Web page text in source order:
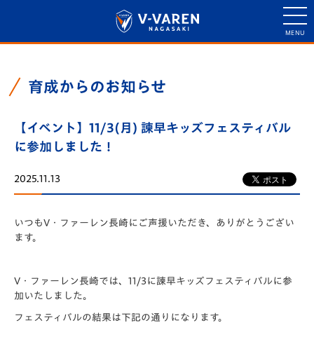
育成からのお知らせ
【イベント】11/3(月) 諫早キッズフェスティバル
に参加しました！
2025.11.13
いつもV・ファーレン長崎にご声援いただき、ありがとうござい
ます。
V・ファーレン長崎では、11/3に諫早キッズフェスティバルに参
加いたしました。
フェスティバルの結果は下記の通りになります。